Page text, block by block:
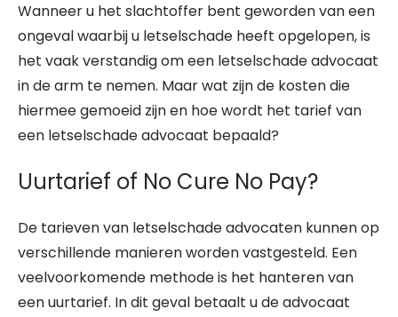
Wanneer u het slachtoffer bent geworden van een
ongeval waarbij u letselschade heeft opgelopen, is
het vaak verstandig om een letselschade advocaat
in de arm te nemen. Maar wat zijn de kosten die
hiermee gemoeid zijn en hoe wordt het tarief van
een letselschade advocaat bepaald?
Uurtarief of No Cure No Pay?
De tarieven van letselschade advocaten kunnen op
verschillende manieren worden vastgesteld. Een
veelvoorkomende methode is het hanteren van
een uurtarief. In dit geval betaalt u de advocaat